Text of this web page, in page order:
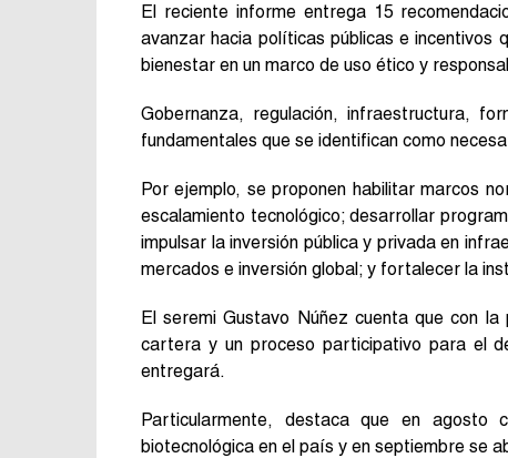
El reciente informe entrega 15
avanzar hacia políticas públicas e incentivos
bienestar en un marco de uso ético y
Gobernanza, regulación, infraestructura,
fundamentales que se identifican como
Por ejemplo, se proponen habilitar marcos
escalamiento tecnológico; desarrollar
impulsar la inversión pública y privada en
mercados e inversión global; y fortalecer la
El seremi Gustavo Núñez cuenta que con
cartera y un proceso participativo para el
entregará.
Particularmente, destaca que en
biotecnológica en el país y en septiembre se